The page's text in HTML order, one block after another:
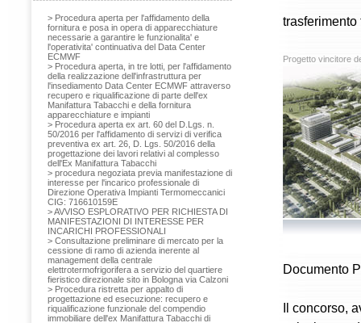
> Procedura aperta per l'affidamento della
fornitura e posa in opera di apparecchiature
necessarie a garantire le funzionalita' e
l'operativita' continuativa del Data Center
ECMWF
> Procedura aperta, in tre lotti, per l'affidamento
della realizzazione dell'infrastruttura per
l'insediamento Data Center ECMWF attraverso
recupero e riqualificazione di parte dell'ex
Manifattura Tabacchi e della fornitura
apparecchiature e impianti
> Procedura aperta ex art. 60 del D.Lgs. n.
50/2016 per l'affidamento di servizi di verifica
preventiva ex art. 26, D. Lgs. 50/2016 della
progettazione dei lavori relativi al complesso
dell'Ex Manifattura Tabacchi
> procedura negoziata previa manifestazione di
interesse per l'incarico professionale di
Direzione Operativa Impianti Termomeccanici
CIG: 716610159E
> AVVISO ESPLORATIVO PER RICHIESTA DI
MANIFESTAZIONI DI INTERESSE PER
INCARICHI PROFESSIONALI
> Consultazione preliminare di mercato per la
cessione di ramo di azienda inerente al
management della centrale
elettrotermofrigorifera a servizio del quartiere
fieristico direzionale sito in Bologna via Calzoni
> Procedura ristretta per appalto di
progettazione ed esecuzione: recupero e
riqualificazione funzionale del compendio
immobiliare dell'ex Manifattura Tabacchi di
Progetto vincitore
Documento
Il concorso,